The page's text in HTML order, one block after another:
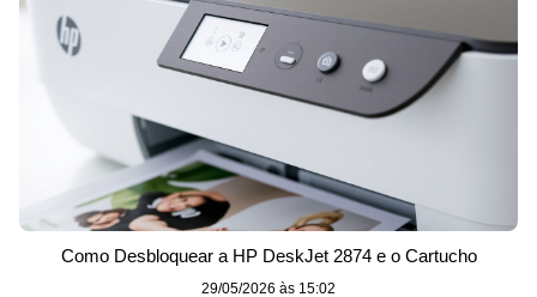
Como Desbloquear a HP DeskJet 2874 e o Cartucho
29/05/2026 às 15:02